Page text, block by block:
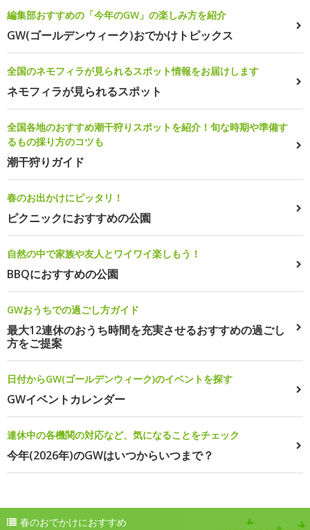
編集部おすすめの「今年のGW」の楽しみ方を紹介
GW(ゴールデンウィーク)おでかけトピックス
全国のネモフィラが見られるスポット情報をお届けします
ネモフィラが見られるスポット
全国各地のおすすめ潮干狩りスポットを紹介！旬な時期や準備す
るもの採り方のコツも
潮干狩りガイド
春のお出かけにピッタリ！
ピクニックにおすすめの公園
自然の中で家族や友人とワイワイ楽しもう！
BBQにおすすめの公園
GWおうちでの過ごし方ガイド
最大12連休のおうち時間を充実させるおすすめの過ごし
方をご提案
日付からGW(ゴールデンウィーク)のイベントを探す
GWイベントカレンダー
連休中の各機関の対応など、気になることをチェック
今年(2026年)のGWはいつからいつまで？
春のおでかけにおすすめ